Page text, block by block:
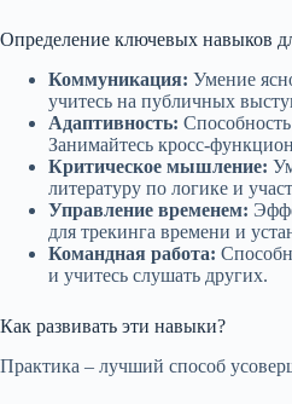
Определение ключевых навыков
Коммуникация: Умение
учитесь на публичных
Адаптивность:
Занимайтесь кросс-
Критическое мышление:
литературу по логике и
Управление временем:
для трекинга времени и
Командная работа:
и учитесь слушать других.
Как развивать эти навыки?
Практика – лучший способ